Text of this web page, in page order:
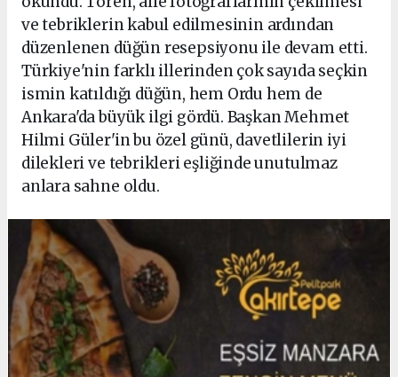
ve tebriklerin kabul edilmesinin ardından
düzenlenen düğün resepsiyonu ile devam etti.
Türkiye'nin farklı illerinden çok sayıda seçkin
ismin katıldığı düğün, hem Ordu hem de
Ankara'da büyük ilgi gördü. Başkan Mehmet
Hilmi Güler'in bu özel günü, davetlilerin iyi
dilekleri ve tebrikleri eşliğinde unutulmaz
anlara sahne oldu.